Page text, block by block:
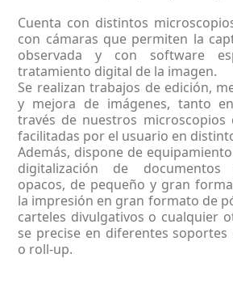
Cuenta con distintos
con cámaras que permiten la
observada y con software
tratamiento digital de la imagen.
Se realizan trabajos de edición,
y mejora de imágenes, tanto
través de nuestros microscopios
facilitadas por el usuario en
Además, dispone de
digitalización de documentos
opacos, de pequeño y gran
la impresión en gran formato de
carteles divulgativos o cualquier
se precise en diferentes
o roll-up.